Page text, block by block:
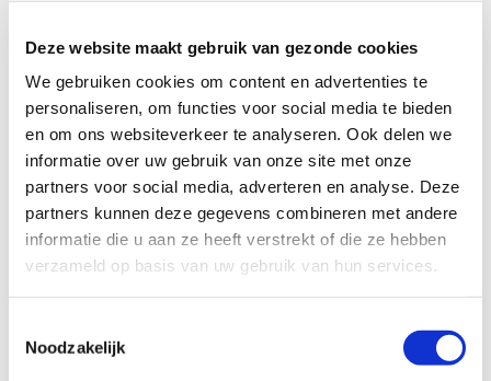
Deze website maakt gebruik van gezonde cookies
We gebruiken cookies om content en advertenties te
personaliseren, om functies voor social media te bieden
en om ons websiteverkeer te analyseren. Ook delen we
informatie over uw gebruik van onze site met onze
partners voor social media, adverteren en analyse. Deze
partners kunnen deze gegevens combineren met andere
informatie die u aan ze heeft verstrekt of die ze hebben
verzameld op basis van uw gebruik van hun services.
Noodzakelijk
Vereiste velden zijn gemarkeerd met *